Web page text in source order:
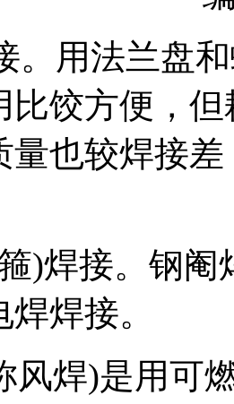
。用法兰盘
比饺方便，
量也较焊接
)焊接。钢
焊接。
风焊)是用可